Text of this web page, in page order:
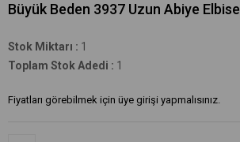
Büyük Beden 3937 Uzun Abiye Elbise
Stok Miktarı : 1
Toplam Stok Adedi : 1
Fiyatları görebilmek için üye girişi yapmalısınız.